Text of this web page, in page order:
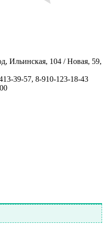
Ильинская, 104 / Новая, 59,
39-57, 8-910-123-18-43